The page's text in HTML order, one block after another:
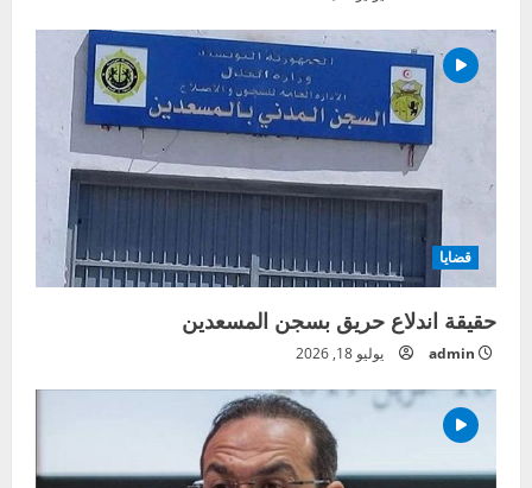
قضايا
حقيقة اندلاع حريق بسجن المسعدين
admin يوليو 18, 2026